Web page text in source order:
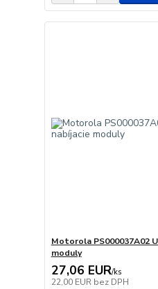
Motorola PS000037A02
moduly
27,06 EUR/ks
22,00 EUR bez DPH